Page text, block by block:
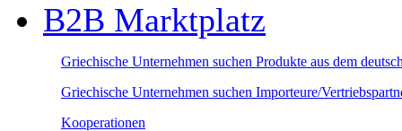
B2B Marktplatz
Griechische Unternehmen suchen Produkte aus dem
Griechische Unternehmen suchen Importeure/
Kooperationen